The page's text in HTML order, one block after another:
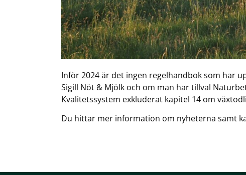
Inför 2024 är det ingen regelhandbok som har
Sigill Nöt & Mjölk och om man har tillval
Kvalitetssystem exkluderat kapitel 14 om
Du hittar mer information om nyheterna samt